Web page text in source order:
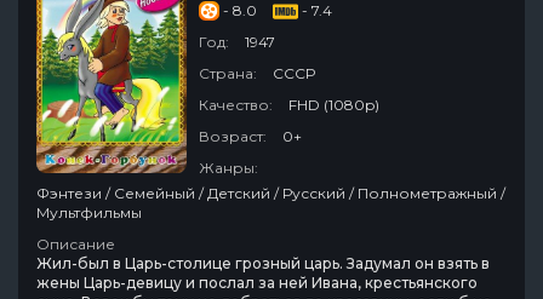
- 8.0
- 7.4
Год:
1947
Страна:
СССР
Качество:
FHD (1080p)
Возраст:
0+
Жанры:
Фэнтези / Семейный / Детский / Русский / Полнометражный /
Мультфильмы
Описание
Жил-был в Царь-столице грозный царь. Задумал он взять в
жены Царь-девицу и послал за ней Ивана, крестьянского